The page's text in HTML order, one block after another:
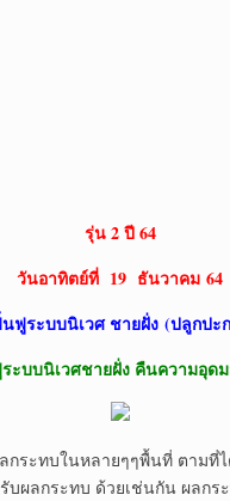
รุ่น 2 ปี 64
วันอาทิตย์ที่ 19 ธันวาคม 64
ฟูระบบนิเวศ ชายฝั่ง (ปลูกปะ
ะบบนิเวศชายฝั่ง คืนความอุด
บในหลายๆๆพื้นที่ ตามที่ไ
บผลกระทบ ด้วยเช่นกัน ผลก